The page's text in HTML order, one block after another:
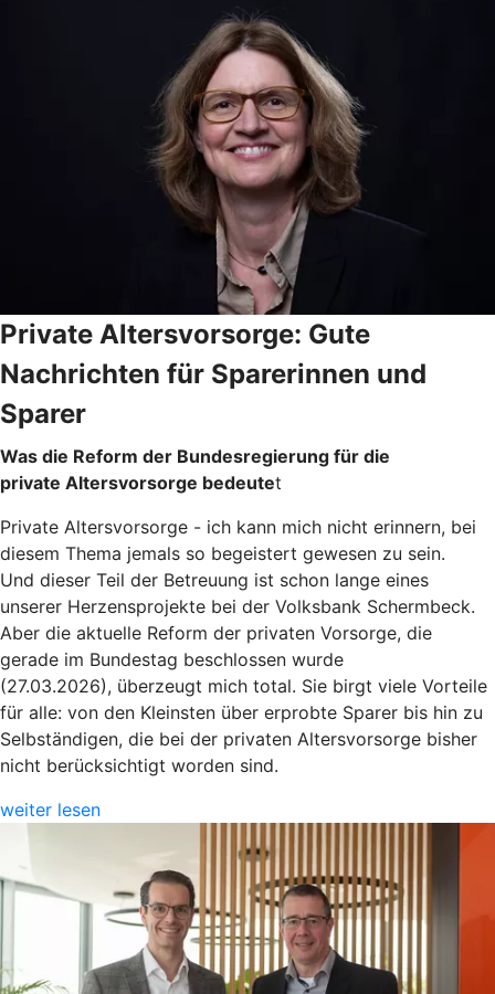
Private Altersvorsorge: Gute
Nachrichten für Sparerinnen und
Sparer
Was die Reform der Bundesregierung für die
private Altersvorsorge bedeutet
Private Altersvorsorge - ich kann mich nicht erinnern, bei
diesem Thema jemals so begeistert gewesen zu sein.
Und dieser Teil der Betreuung ist schon lange eines
unserer Herzensprojekte bei der Volksbank Schermbeck.
Aber die aktuelle Reform der privaten Vorsorge, die
gerade im Bundestag beschlossen wurde
(27.03.2026), überzeugt mich total. Sie birgt viele Vorteile
für alle: von den Kleinsten über erprobte Sparer bis hin zu
Selbständigen, die bei der privaten Altersvorsorge bisher
nicht berücksichtigt worden sind.
weiter lesen